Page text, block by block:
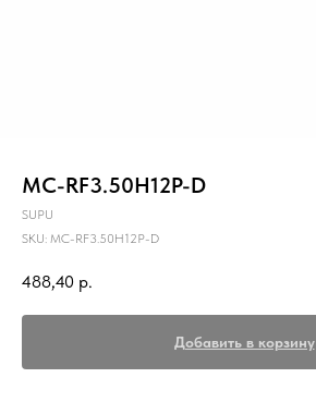
MC-RF3.50H12P-D
SUPU
SKU: MC-RF3.50H12P-D
488,40 р.
Добавить в корзину